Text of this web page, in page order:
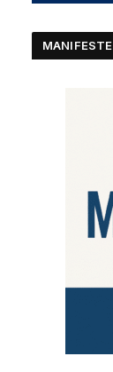
MANIFESTE